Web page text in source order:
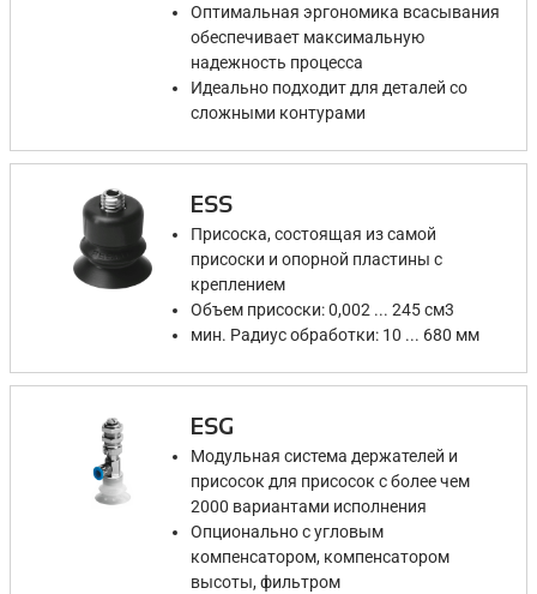
Оптимальная эргономика всасывания
обеспечивает максимальную
надежность процесса
Идеально подходит для деталей со
сложными контурами
ESS
Присоска, состоящая из самой
присоски и опорной пластины с
креплением
Объем присоски: 0,002 ... 245 см3
мин. Радиус обработки: 10 ... 680 мм
ESG
Модульная система держателей и
присосок для присосок с более чем
2000 вариантами исполнения
Опционально с угловым
компенсатором, компенсатором
высоты, фильтром